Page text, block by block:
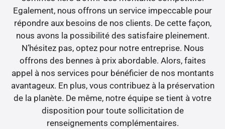
Egalement, nous offrons un service impeccable pour
répondre aux besoins de nos clients. De cette façon,
nous avons la possibilité des satisfaire pleinement.
N’hésitez pas, optez pour notre entreprise. Nous
offrons des bennes à prix abordable. Alors, faites
appel à nos services pour bénéficier de nos montants
avantageux. En plus, vous contribuez à la préservation
de la planète. De même, notre équipe se tient à votre
disposition pour toute sollicitation de
renseignements complémentaires.